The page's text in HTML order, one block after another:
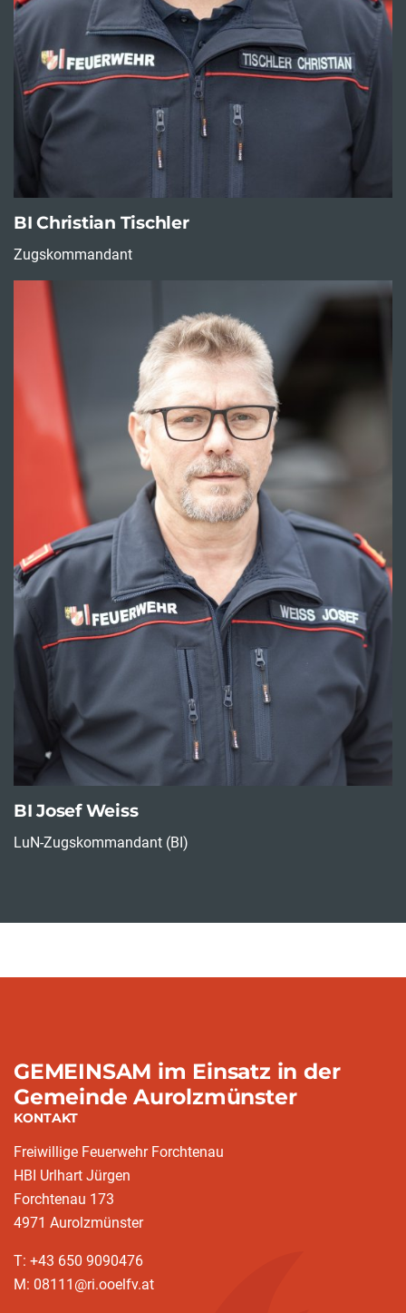
BI Christian Tischler
Zugskommandant
BI Josef Weiss
LuN-Zugskommandant (BI)
GEMEINSAM im Einsatz in der
Gemeinde Aurolzmünster
KONTAKT
Freiwillige Feuerwehr Forchtenau
HBI Urlhart Jürgen
Forchtenau 173
4971 Aurolzmünster
T: +43 650 9090476
M: 08111@ri.ooelfv.at